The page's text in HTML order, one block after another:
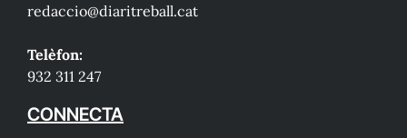
redaccio@diaritreball.cat
Telèfon:
932 311 247
CONNECTA